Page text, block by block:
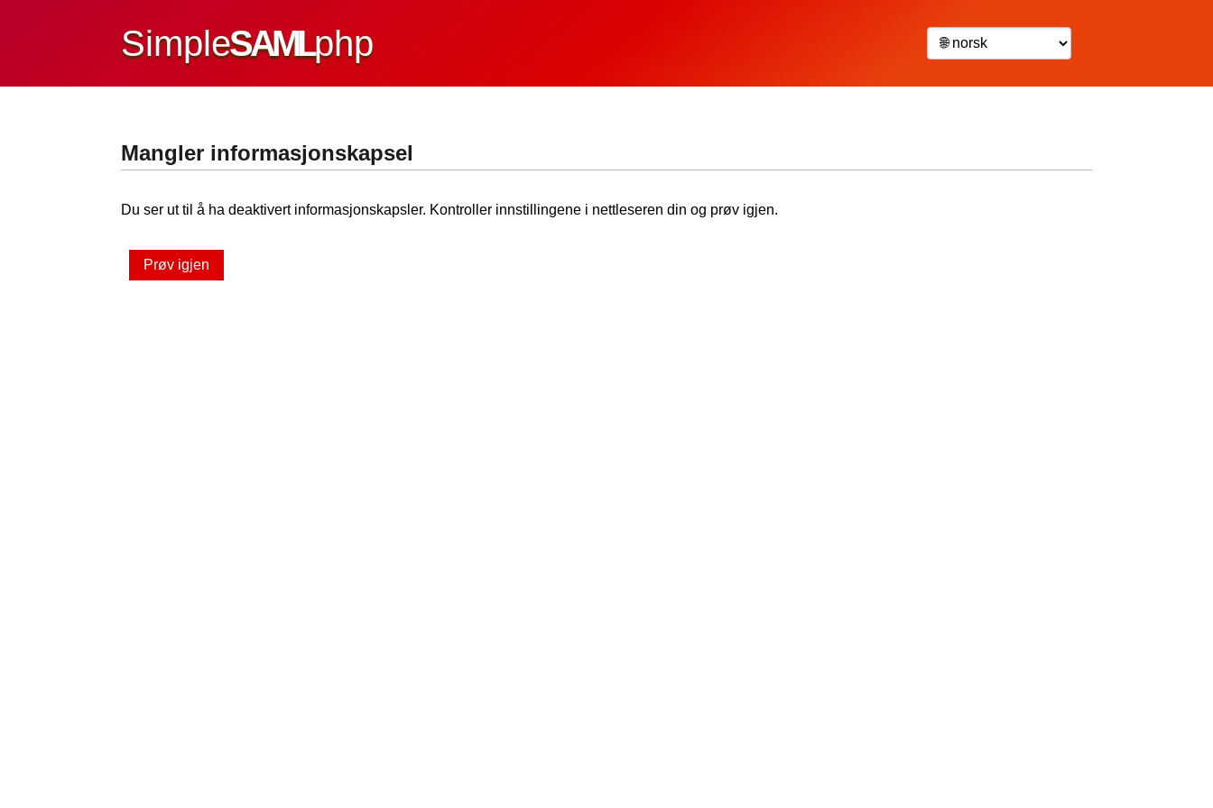
SimpleSAMLphp
Mangler informasjonskapsel
Du ser ut til å ha deaktivert informasjonskapsler. Kontroller innstillingene i nettleseren din og prøv igjen.
Prøv igjen